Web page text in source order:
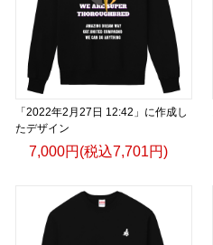
「2022年2月27日 12:42」に作成し
たデザイン
7,000円(税込7,701円)